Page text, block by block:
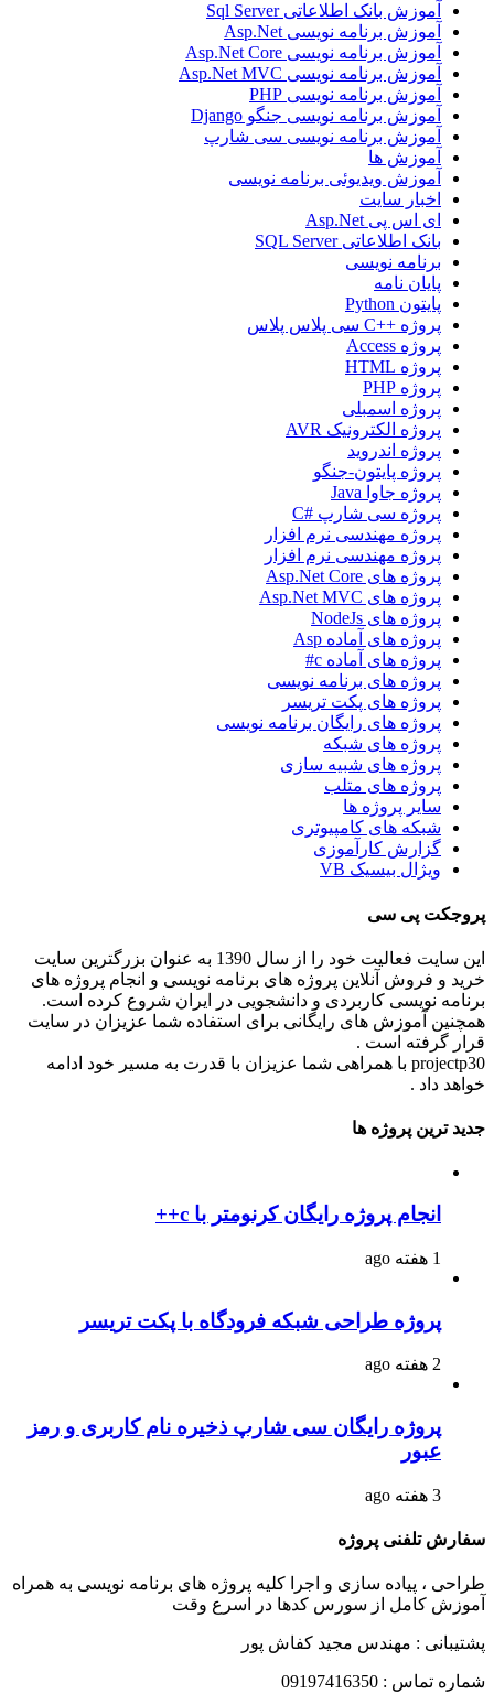
آموزش بانک اطلاعاتی Sql Server
آموزش برنامه نویسی Asp.Net
آموزش برنامه نویسی Asp.Net Core
آموزش برنامه نویسی Asp.Net MVC
آموزش برنامه نویسی PHP
آموزش برنامه نویسی جنگو Django
آموزش برنامه نویسی سی شارپ
آموزش ها
آموزش ویدیوئی برنامه نویسی
اخبار سایت
ای اس پی Asp.Net
بانک اطلاعاتی SQL Server
برنامه نویسی
پایان نامه
پایتون Python
پروژه ++C سی پلاس پلاس
پروژه Access
پروژه HTML
پروژه PHP
پروژه اسمبلی
پروژه الکترونیک AVR
پروژه اندروید
پروژه پایتون-جنگو
پروژه جاوا Java
پروژه سی شارپ #C
پروژه مهندسی نرم افزار
پروژه مهندسی نرم افزار
پروژه های Asp.Net Core
پروژه های Asp.Net MVC
پروژه های NodeJs
پروژه های آماده Asp
پروژه های آماده c#
پروژه های برنامه نویسی
پروژه های پکت تریسر
پروژه های رایگان برنامه نویسی
پروژه های شبکه
پروژه های شبیه سازی
پروژه های متلب
سایر پروژه ها
شبکه های کامپیوتری
گزارش کارآموزی
ویژال بیسیک VB
پروجکت پی سی
این سایت فعالیت خود را از سال 1390 به عنوان بزرگترین سایت
خرید و فروش آنلاین پروژه های برنامه نویسی و انجام پروژه های
برنامه نویسی کاربردی و دانشجویی در ایران شروع کرده است.
همچنین آموزش های رایگانی برای استفاده شما عزیزان در سایت
قرار گرفته است .
projectp30 با همراهی شما عزیزان با قدرت به مسیر خود ادامه
خواهد داد .
جدید ترین پروژه ها
انجام پروژه رایگان کرنومتر با c++
1 هفته ago
پروژه طراحی شبکه فرودگاه با پکت تریسر
2 هفته ago
پروژه رایگان سی شارپ ذخیره نام کاربری و رمز
عبور
3 هفته ago
سفارش تلفنی پروژه
طراحی ، پیاده سازی و اجرا کلیه پروژه های برنامه نویسی به همراه
آموزش کامل از سورس کدها در اسرع وقت
پشتیبانی : مهندس مجید کفاش پور
شماره تماس : 09197416350